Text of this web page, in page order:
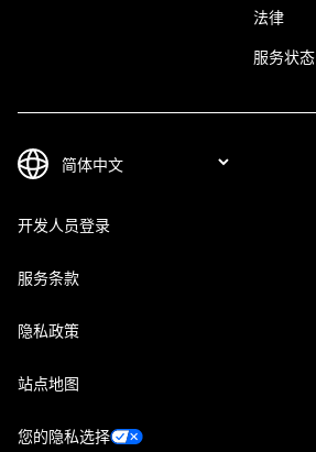
法律
服务状态
开发人员登录
服务条款
隐私政策
站点地图
您的隐私选择